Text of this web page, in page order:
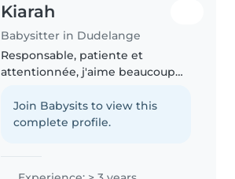
Kiarah
Babysitter in Dudelange
Responsable, patiente et
attentionnée, j'aime beaucoup
du temps avec eux. J'ai de
l'expérience grâce à ma petite
Join Babysits to view this
complete profile.